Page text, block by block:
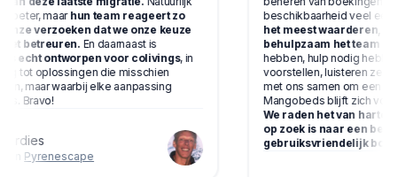
beter, maarhun team reageert zo
verzoeken dat we onze keuze
betreuren.En daarnaast is
echt ontworpen voor colivings, in
tot oplossingen die misschien
maar waarbij elke aanpassing
Bravo!
Pyrenescape
beschikbaarheid veel
het meest waarderen, is
behulpzaam het team is.
hebben, hulp nodig
voorstellen, luisteren ze
met ons samen om een
Mangobeds blijft zich
We raden het van harte
op zoek is naar een
gebruiksvriendelijk